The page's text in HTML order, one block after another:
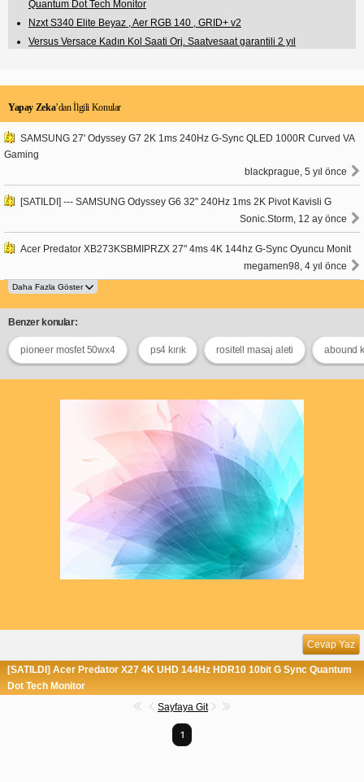
Quantum Dot Tech Monitor
Nzxt S340 Elite Beyaz , Aer RGB 140 , GRID+ v2
Versus Versace Kadın Kol Saati Orj. Saatvesaat garantili 2 yıl
Yapay Zeka’dan İlgili Konular
SAMSUNG 27' Odyssey G7 2K 1ms 240Hz G-Sync QLED 1000R Curved VA
Gaming
blackprague, 5 yıl önce
[SATILDI] --- SAMSUNG Odyssey G6 32" 240Hz 1ms 2K Pivot Kavisli G
Sonic.Storm, 12 ay önce
Acer Predator XB273KSBMIPRZX 27" 4ms 4K 144hz G-Sync Oyuncu Monit
megamen98, 4 yıl önce
Benzer konular:
pioneer mosfet 50wx4 ps4 kırık rositell masaj aleti abound
Cevap Yaz
[SATILDI] Acer Predator X27 4K UHD 144Hz HDR10 10bit G Sync Quantum
Dot Tech Monitor
Sayfaya Git
1